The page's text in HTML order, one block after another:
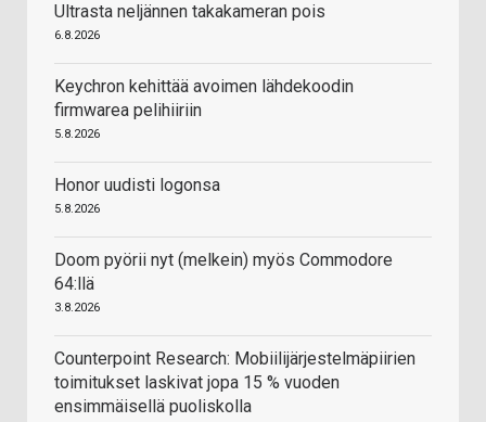
Ultrasta neljännen takakameran pois
6.8.2026
Keychron kehittää avoimen lähdekoodin
firmwarea pelihiiriin
5.8.2026
Honor uudisti logonsa
5.8.2026
Doom pyörii nyt (melkein) myös Commodore
64:llä
3.8.2026
Counterpoint Research: Mobiilijärjestelmäpiirien
toimitukset laskivat jopa 15 % vuoden
ensimmäisellä puoliskolla